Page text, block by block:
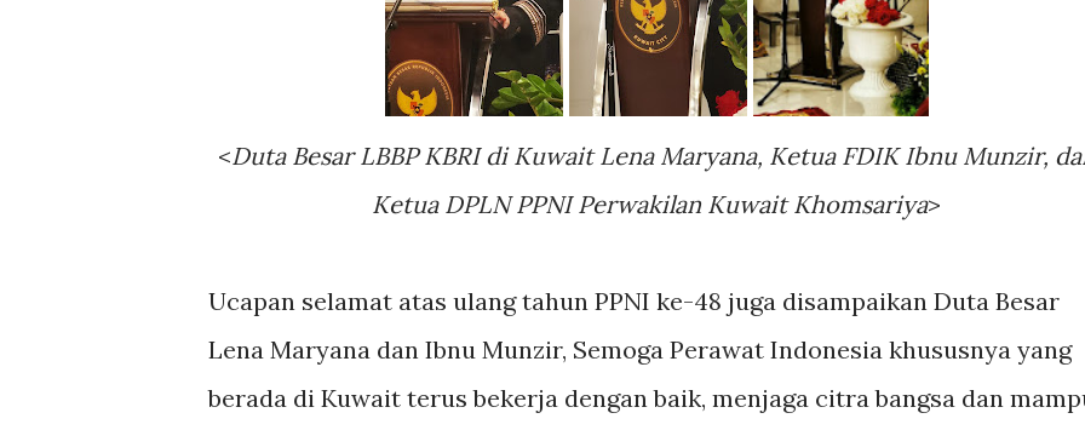
<Duta Besar LBBP KBRI di Kuwait Lena Maryana, Ketua FDIK Ibnu Munzir,
Ketua DPLN PPNI Perwakilan Kuwait Khomsariya>
Ucapan selamat atas ulang tahun PPNI ke-48 juga disampaikan Duta Besar
Lena Maryana dan Ibnu Munzir, Semoga Perawat Indonesia khususnya yang
berada di Kuwait terus bekerja dengan baik, menjaga citra bangsa dan